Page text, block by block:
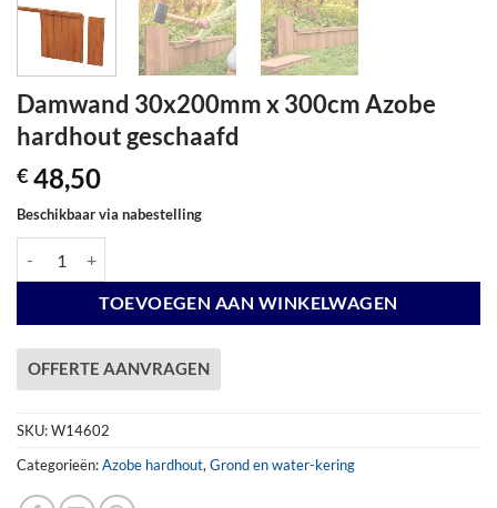
Damwand 30x200mm x 300cm Azobe
hardhout geschaafd
€ 48,50
Beschikbaar via nabestelling
TOEVOEGEN AAN WINKELWAGEN
OFFERTE AANVRAGEN
SKU:W14602
Categorieën:Azobe hardhout, Grond en water-kering